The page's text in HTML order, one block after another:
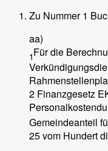
Zu Nummer 1
aa)
1Für die
2 Finanzgesetz
Gemeindeanteil
25 vom Hundert